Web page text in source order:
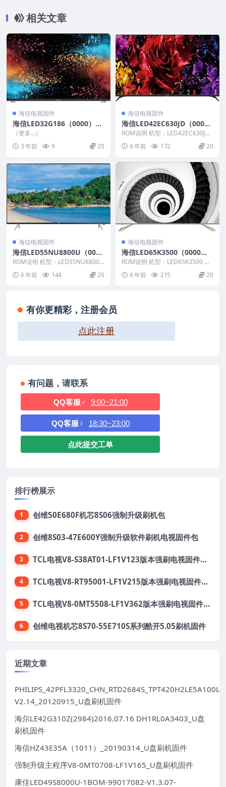
相关文章
海信电视固件
海信LED32G186（0000）B
OM1_C004_20150817U盘刷
机固件
（更多…）
3 年前
9 20
海信电视固件
海信LED42EC630JD（000
0）BOM1_C006_20130923
官方原厂USB刷机电视固件包
ROM说明 机型：LED42EC630JD
固件版本：（0000） BOM：1 ...
6 年前 172 20
海信电视固件
海信LED55NU8800U（000
1）BOM2_C010_20180403
官方原厂USB刷机电视固件包
ROM说明 机型：LED55NU8800U
固件版本：（0001） BOM：2 ...
6 年前 144 20
海信电视固件
海信LED65K3500（0000）B
OM1_C004_20150707官方
原厂USB刷机电视固件包
ROM说明 机型：LED65K3500 固
件版本：（0000） BOM：1 海
信...6 年前 215 20
有你更精彩，注册会员
点此注册
有问题，请联系
QQ客服♂ 9:00~21:00
QQ客服♀ 18:30~23:00
点此提交工单
排行榜展示
1 创维50E680F机芯8S06强制升级刷机包
2 创维8S03-47E600Y强制升级软件刷机电视固件包
3 TCL电视V8-S38AT01-LF1V123版本强刷电视固件包下载
4 TCL电视V8-RT95001-LF1V215版本强刷电视固件包下载
5 TCL电视V8-0MT5508-LF1V362版本强刷电视固件包下载
6 创维电视机芯8S70-55E710S系列酷开5.05刷机固件
近期文章
V2.14_20120915_U盘刷机固件
海尔LE42G310Z(2984)2016.07.16 DH1RL0A3403_U盘
刷机固件
海信HZ43E35A（1011）_20190314_U盘刷机固件
强制升级主程序V8-0MT0708-LF1V165_U盘刷机固件
康佳LED49S8000U-1BOM-99017082-V1.3.07-